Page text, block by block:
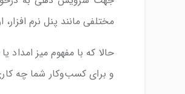
مختلفی مانند پنل نرم
و برای کسب‌وکار شما چه